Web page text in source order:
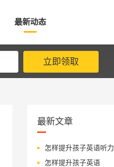
最新动态
立即领取
最新文章
怎样提升孩子英语听力
怎样提升孩子英语